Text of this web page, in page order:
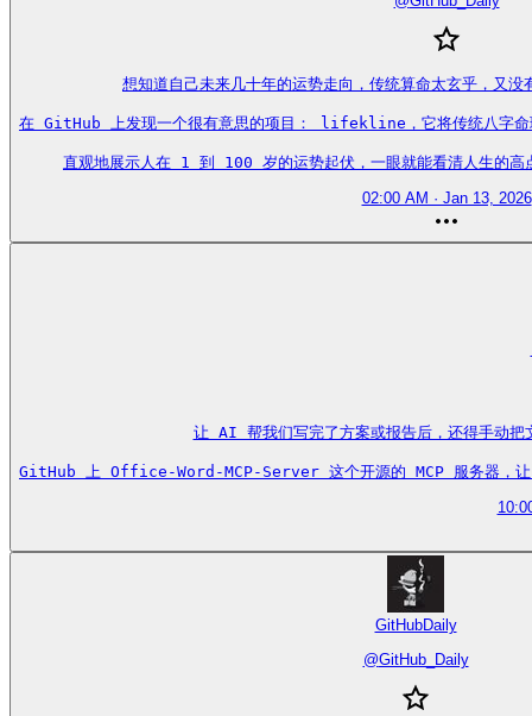
想知道自己未来几十年的运势走向，传统算命太玄乎，又
在 GitHub 上发现一个很有意思的项目： lifekline，它将传统八字命
直观地展示人在 1 到 100 岁的运势起伏，一眼就能看清人生
02:00 AM · Jan 13, 2026
让 AI 帮我们写完了方案或报告后，还得手动把
GitHub 上 Office-Word-MCP-Server 这个开源的 MCP 服务器
GitHubDaily
@GitHub_Daily